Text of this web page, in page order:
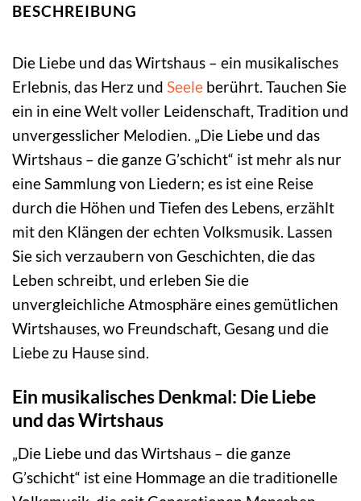
BESCHREIBUNG
Die Liebe und das Wirtshaus – ein musikalisches
Erlebnis, das Herz und Seele berührt. Tauchen Sie
ein in eine Welt voller Leidenschaft, Tradition und
unvergesslicher Melodien. „Die Liebe und das
Wirtshaus – die ganze G’schicht“ ist mehr als nur
eine Sammlung von Liedern; es ist eine Reise
durch die Höhen und Tiefen des Lebens, erzählt
mit den Klängen der echten Volksmusik. Lassen
Sie sich verzaubern von Geschichten, die das
Leben schreibt, und erleben Sie die
unvergleichliche Atmosphäre eines gemütlichen
Wirtshauses, wo Freundschaft, Gesang und die
Liebe zu Hause sind.
Ein musikalisches Denkmal: Die Liebe
und das Wirtshaus
„Die Liebe und das Wirtshaus – die ganze
G’schicht“ ist eine Hommage an die traditionelle